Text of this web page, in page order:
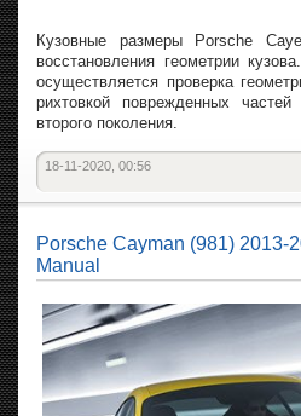
Кузовные размеры Porsche
восстановления геометрии
осуществляется проверка
рихтовкой поврежденных
второго поколения.
18-11-2020, 00:56
Porsche Cayman (981) 2013-
Manual